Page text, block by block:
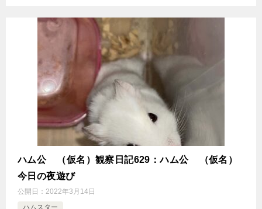
ハム公 （仮名）観察日記629：ハム公
（仮名）
今日の夜遊び
公開日： 2022年3月14日
ハムスター